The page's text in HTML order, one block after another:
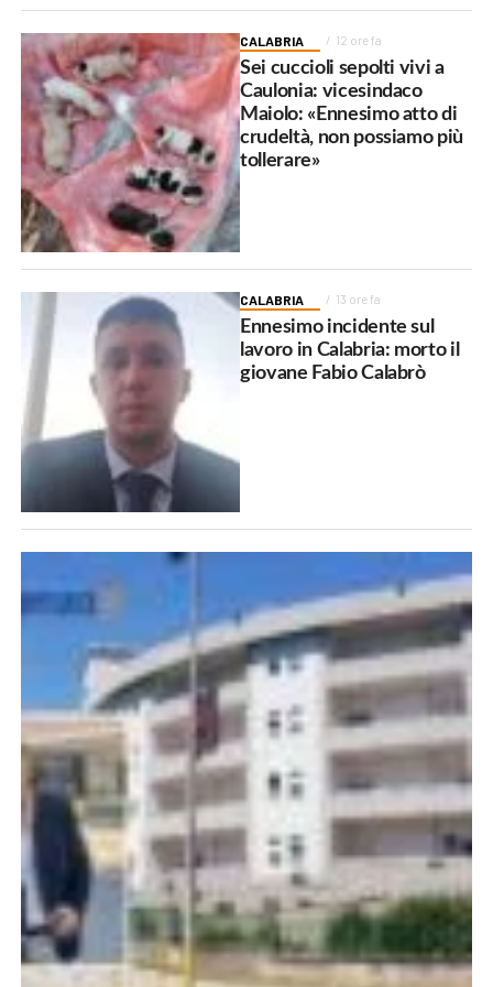
CALABRIA 12 ore fa
Sei cuccioli sepolti vivi a
Caulonia: vicesindaco
Maiolo: «Ennesimo atto di
crudeltà, non possiamo più
tollerare»
CALABRIA 13 ore fa
Ennesimo incidente sul
lavoro in Calabria: morto il
giovane Fabio Calabrò